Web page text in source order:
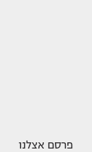
פרסם אצלנו